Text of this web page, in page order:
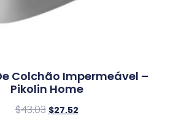
Colchão Impermeável –
Pikolin Home
$43.03 $27.52